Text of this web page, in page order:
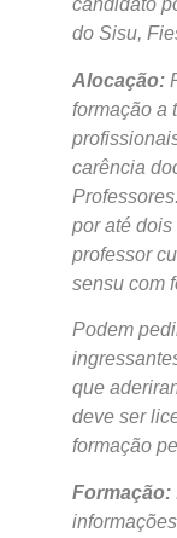
candidato
do Sisu,
Alocação:
formação a
carência
por até dois
professor
sensu com
Podem
que
deve ser
formação
Formação: